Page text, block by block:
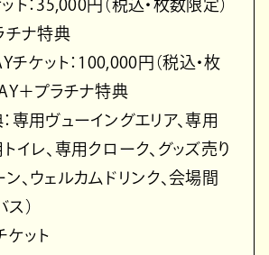
ト：35,000円（税込・枚数限定）
チナ特典
チケット：100,000円（税込・枚
＋プラチナ特典
専用ヴューイングエリア、専用
イレ、専用クローク、グッズ売り
、ウェルカムドリンク、会場間
）
ケット